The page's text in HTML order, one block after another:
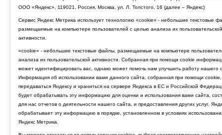
ООО «Яндекс», 119021, Россия, Москва, ул. Л. Толстого, 16 (далее – Яндекс)
Сервис Яндекс Метрика использует технологию «cookie» - небольшие текстовые
размещаемые на компьютере пользователей с целью анализа их пользовательской
активности.
«cookie» - небольшие текстовые файлы, размещаемые на компьютере
анализа их пользовательской активности. Собранная при помощи cookie
может идентифицировать вас, однако может помочь нам улучшить работу нашего
Информация об использовании вами данного сайта, собранная при помощи cookie,
передаваться Яндексу и храниться на сервере Яндекса в ЕС и Российской
будет обрабатывать эту информацию для оценки и использования вами сайта,
для нас отчетов о деятельности нашего сайта, и предоставления других услуг.
обрабатывает эту информацию в порядке, установленном в условиях
Яндекс Метрика.